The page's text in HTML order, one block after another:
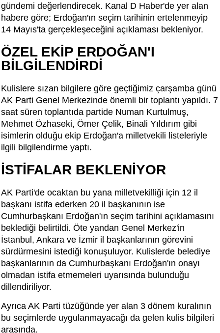
gündemi değerlendirecek. Kanal D Haber'de yer alan
habere göre; Erdoğan'ın seçim tarihinin ertelenmeyip
14 Mayıs'ta gerçekleşeceğini açıklaması bekleniyor.
ÖZEL EKİP ERDOĞAN'I
BİLGİLENDİRDİ
Kulislere sızan bilgilere göre geçtiğimiz çarşamba günü
AK Parti Genel Merkezinde önemli bir toplantı yapıldı. 7
saat süren toplantıda partide Numan Kurtulmuş,
Mehmet Özhaseki, Ömer Çelik, Binali Yıldırım gibi
isimlerin olduğu ekip Erdoğan'a milletvekili listeleriyle
ilgili bilgilendirme yaptı.
İSTİFALAR BEKLENİYOR
AK Parti'de ocaktan bu yana milletvekilliği için 12 il
başkanı istifa ederken 20 il başkanının ise
Cumhurbaşkanı Erdoğan'ın seçim tarihini açıklamasını
beklediği belirtildi. Öte yandan Genel Merkez'in
İstanbul, Ankara ve İzmir il başkanlarının görevini
sürdürmesini istediği konuşuluyor. Kulislerde belediye
başkanlarının da Cumhurbaşkanı Erdoğan'ın onayı
olmadan istifa etmemeleri uyarısında bulunduğu
dillendiriliyor.
Ayrıca AK Parti tüzüğünde yer alan 3 dönem kuralının
bu seçimlerde uygulanmayacağı da gelen kulis bilgileri
arasında.